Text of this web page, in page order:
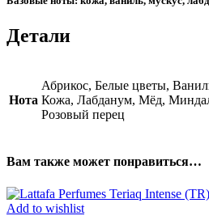
Детали
Нота
Абрикос, Белые цветы,
Кожа, Лабданум, Мёд,
Розовый перец
Вам также может понравиться…
Add to wishlist